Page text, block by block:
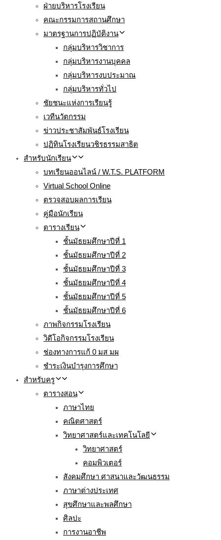
ฝ่ายบริหารโรงเรียน
คณะกรรมการสถานศึกษา
มาตรฐานการปฏิบัติงาน
กลุ่มบริหารวิชาการ
กลุ่มบริหารงานบุคคล
กลุ่มบริหารงบประมาณ
กลุ่มบริหารทั่วไป
ชัยชนะแห่งการเรียนรู้
เวทีนวัตกรรม
ข่าวประชาสัมพันธ์โรงเรียน
ปฏิทินโรงเรียนวชิรธรรมสาธิต
สำหรับนักเรียน
บทเรียนออนไลน์ / W.T.S. PLATFORM
Virtual School Online
ตรวจสอบผลการเรียน
คู่มือนักเรียน
ตารางเรียน
ชั้นมัธยมศึกษาปีที่ 1
ชั้นมัธยมศึกษาปีที่ 2
ชั้นมัธยมศึกษาปีที่ 3
ชั้นมัธยมศึกษาปีที่ 4
ชั้นมัธยมศึกษาปีที่ 5
ชั้นมัธยมศึกษาปีที่ 6
ภาพกิจกรรมโรงเรียน
วิดีโอกิจกรรมโรงเรียน
ช่องทางการแก้ 0 มส มผ
ชำระเงินบำรุงการศึกษา
สำหรับครู
ตารางสอน
ภาษาไทย
คณิตศาสตร์
วิทยาศาสตร์และเทคโนโลยี
วิทยาศาสตร์
คอมพิวเตอร์
สังคมศึกษา ศาสนาและวัฒนธรรม
ภาษาต่างประเทศ
สุขศึกษาและพลศึกษา
ศิลปะ
การงานอาชีพ